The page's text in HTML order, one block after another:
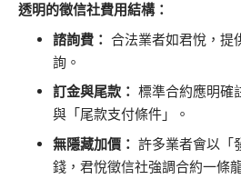
透明的徵信社費用結構：
諮詢費： 合法業者如君悅，提
詢。
訂金與尾款： 標準合約應明確
與「尾款支付條件」。
無隱藏加價： 許多業者會以「
錢，君悅徵信社強調合約一條